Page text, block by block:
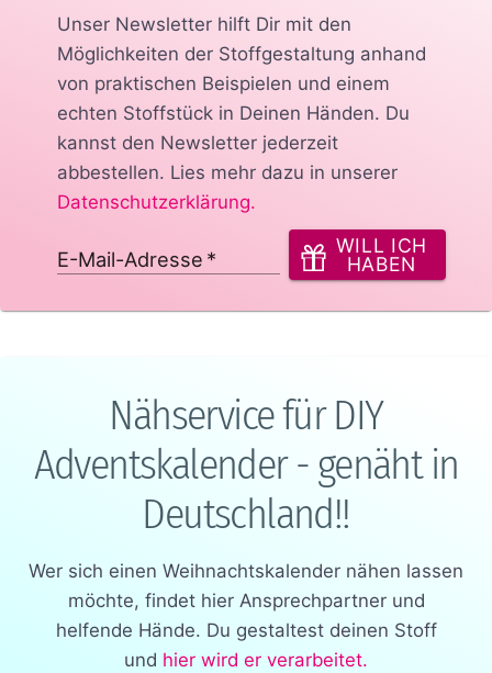
Unser Newsletter hilft Dir mit den
Möglichkeiten der Stoffgestaltung anhand
von praktischen Beispielen und einem
echten Stoffstück in Deinen Händen. Du
kannst den Newsletter jederzeit
abbestellen. Lies mehr dazu in unserer
Datenschutzerklärung.
E-Mail-Adresse *
WILL ICH
HABEN
Nähservice für DIY
Adventskalender - genäht in
Deutschland!!
Wer sich einen Weihnachtskalender nähen lassen
möchte, findet hier Ansprechpartner und
helfende Hände. Du gestaltest deinen Stoff
und hier wird er verarbeitet.